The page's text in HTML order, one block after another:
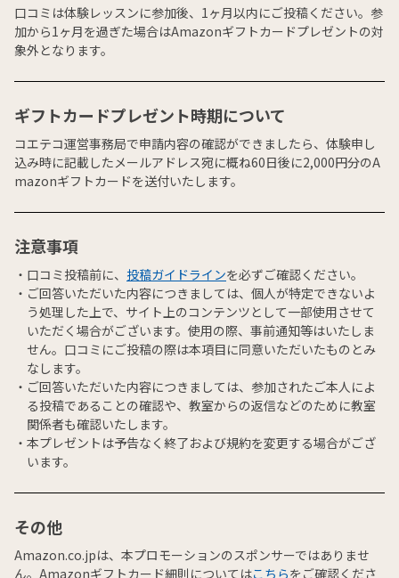
口コミは体験レッスンに参加後、1ヶ月以内にご投稿ください。参
加から1ヶ月を過ぎた場合はAmazonギフトカードプレゼントの対
象外となります。
ギフトカードプレゼント時期について
コエテコ運営事務局で申請内容の確認ができましたら、体験申し
込み時に記載したメールアドレス宛に概ね60日後に2,000円分のA
mazonギフトカードを送付いたします。
注意事項
口コミ投稿前に、 投稿ガイドラインを必ずご確認ください。
ご回答いただいた内容につきましては、個人が特定できないよ
う処理した上で、サイト上のコンテンツとして一部使用させて
いただく場合がございます。使用の際、事前通知等はいたしま
せん。口コミにご投稿の際は本項目に同意いただいたものとみ
なします。
ご回答いただいた内容につきましては、参加されたご本人によ
る投稿であることの確認や、教室からの返信などのために教室
関係者も確認いたします。
本プレゼントは予告なく終了および規約を変更する場合がござ
います。
その他
Amazon.co.jpは、本プロモーションのスポンサーではありませ
ん。Amazonギフトカード細則についてはこちらをご確認くださ